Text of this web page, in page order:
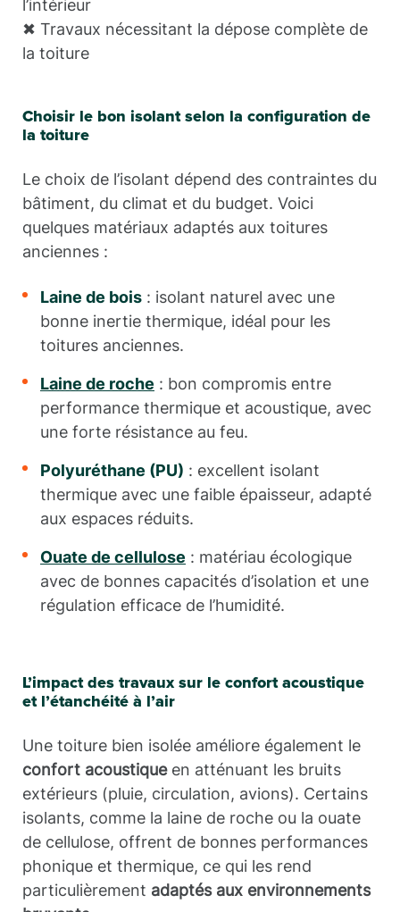
l’intérieur
✖ Travaux nécessitant la dépose complète de
la toiture
Choisir le bon isolant selon la configuration de
la toiture
Le choix de l’isolant dépend des contraintes du
bâtiment, du climat et du budget. Voici
quelques matériaux adaptés aux toitures
anciennes :
Laine de bois : isolant naturel avec une
bonne inertie thermique, idéal pour les
toitures anciennes.
Laine de roche : bon compromis entre
performance thermique et acoustique, avec
une forte résistance au feu.
Polyuréthane (PU) : excellent isolant
thermique avec une faible épaisseur, adapté
aux espaces réduits.
Ouate de cellulose : matériau écologique
avec de bonnes capacités d’isolation et une
régulation efficace de l’humidité.
L’impact des travaux sur le confort acoustique
et l’étanchéité à l’air
Une toiture bien isolée améliore également le
confort acoustiqueen atténuant les bruits
extérieurs (pluie, circulation, avions). Certains
isolants, comme la laine de roche ou la ouate
de cellulose, offrent de bonnes performances
phonique et thermique, ce qui les rend
particulièrement adaptés aux environnements